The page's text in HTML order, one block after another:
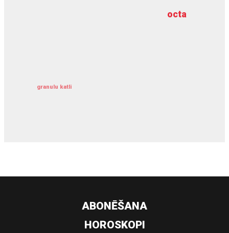
octa
granulu katli
dziļurbums
ABONĒŠANA
HOROSKOPI